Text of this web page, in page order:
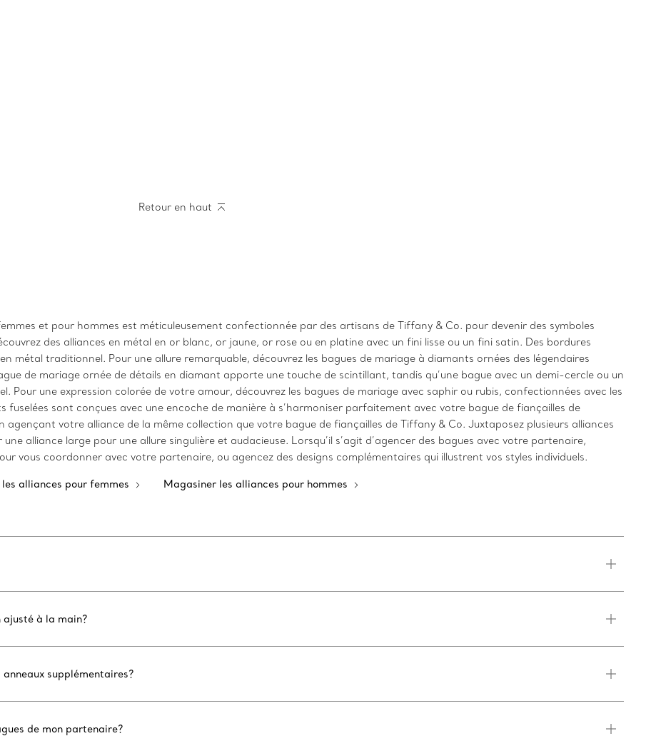
Retour en haut
et pour hommes est méticuleusement confectionnée par des artisans de Tiffany & Co. pour devenir des symboles
des alliances en métal en or blanc, or jaune, or rose ou en platine avec un fini lisse ou un fini satin. Des bordures
métal traditionnel. Pour une allure remarquable, découvrez les bagues de mariage à diamants ornées des légendaires
de mariage ornée de détails en diamant apporte une touche de scintillant, tandis qu’une bague avec un demi-cercle ou un
une expression colorée de votre amour, découvrez les bagues de mariage avec saphir ou rubis, confectionnées avec les
fuselées sont conçues avec une encoche de manière à s’harmoniser parfaitement avec votre bague de fiançailles de
agençant votre alliance de la même collection que votre bague de fiançailles de Tiffany & Co. Juxtaposez plusieurs alliances
alliance large pour une allure singulière et audacieuse. Lorsqu’il s’agit d’agencer des bagues avec votre partenaire,
vous coordonner avec votre partenaire, ou agencez des designs complémentaires qui illustrent vos styles individuels.
alliances pour femmes Magasiner les alliances pour hommes
ajusté à la main?
supplémentaires?
de mon partenaire?